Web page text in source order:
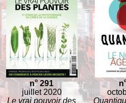
no291
juillet 2020
Le vrai pouvoir des
n